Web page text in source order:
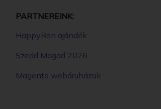
PARTNEREINK:
HappyBon ajándék
Szedd Magad 2026
Magento webáruházak